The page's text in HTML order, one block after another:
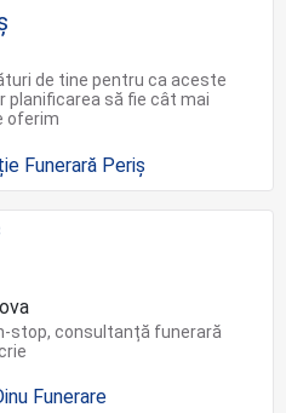
de tine pentru ca aceste
planificarea să fie cât mai
oferim
stop, consultanță funerară